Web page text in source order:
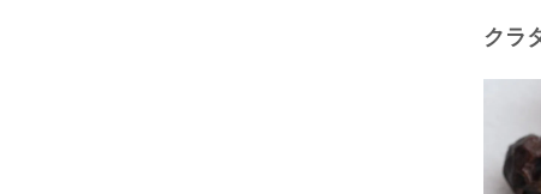
クラ